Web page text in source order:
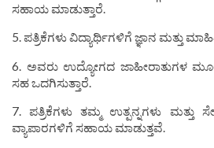
ಸಹಾಯ ಮಾಡುತ್ತಾರೆ.
5. ಪತ್ರಿಕೆಗಳು ವಿದ್ಯಾರ್ಥಿಗಳಿಗೆ ಜ್ಞಾನ ಮತ್ತು
6. ಅವರು ಉದ್ಯೋಗದ ಜಾಹೀರಾತುಗಳ
ಸಹ ಒದಗಿಸುತ್ತಾರೆ.
7. ಪತ್ರಿಕೆಗಳು ತಮ್ಮ ಉತ್ಪನ್ನಗಳು ಮತ್ತು
ವ್ಯಾಪಾರಗಳಿಗೆ ಸಹಾಯ ಮಾಡುತ್ತವೆ.